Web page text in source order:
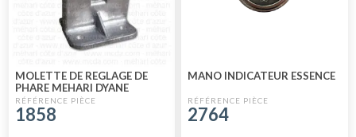
MOLETTE DE REGLAGE DE
PHARE MEHARI DYANE
1858
MANO INDICATEUR ESSENCE
2764